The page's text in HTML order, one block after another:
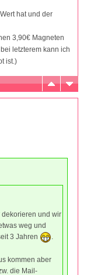
hat und der
3,90€ Magneten
letzterem kann ich
ist.)
und wir
weg und
3 Jahren
.
kommen aber
die Mail-